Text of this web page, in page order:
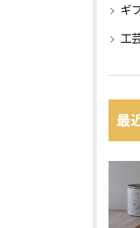
ギ
工
最